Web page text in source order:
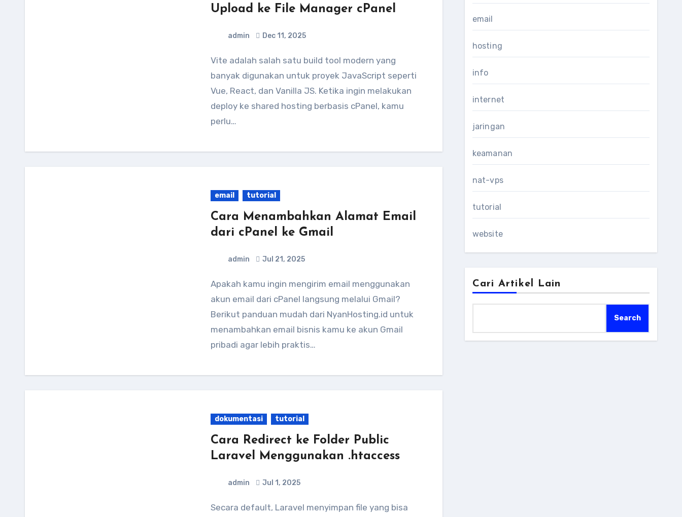
Upload ke File Manager cPanel
admin Dec 11, 2025
Vite adalah salah satu build tool modern yang
banyak digunakan untuk proyek JavaScript seperti
Vue, React, dan Vanilla JS. Ketika ingin melakukan
deploy ke shared hosting berbasis cPanel, kamu
perlu…
email tutorial
Cara Menambahkan Alamat Email
dari cPanel ke Gmail
admin Jul 21, 2025
Apakah kamu ingin mengirim email menggunakan
akun email dari cPanel langsung melalui Gmail?
Berikut panduan mudah dari NyanHosting.id untuk
menambahkan email bisnis kamu ke akun Gmail
pribadi agar lebih praktis…
dokumentasi tutorial
Cara Redirect ke Folder Public
Laravel Menggunakan .htaccess
admin Jul 1, 2025
Secara default, Laravel menyimpan file yang bisa
email
hosting
info
internet
jaringan
keamanan
nat-vps
tutorial
website
Cari Artikel Lain
Search